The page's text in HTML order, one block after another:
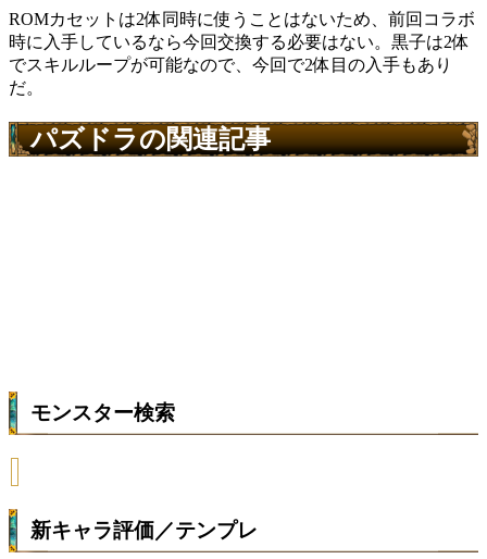
ROMカセットは2体同時に使うことはないため、前回コラボ
時に入手しているなら今回交換する必要はない。黒子は2体
でスキルループが可能なので、今回で2体目の入手もあり
だ。
パズドラの関連記事
モンスター検索
新キャラ評価／テンプレ